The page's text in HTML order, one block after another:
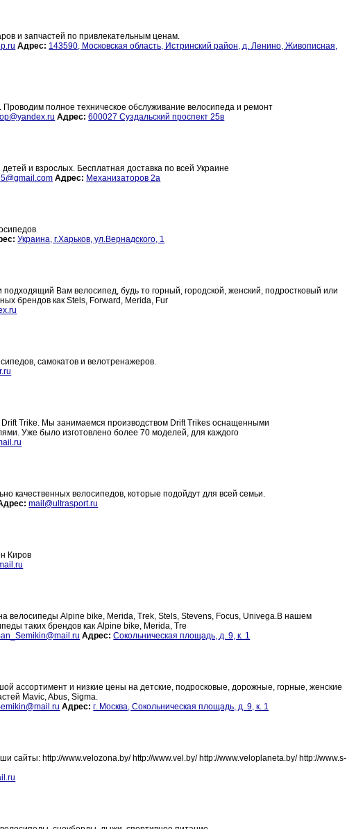
и запчастей по привлекательным ценам.
Адрес: 143590, Московская область, Истринский район, д. Ленино, Живописная,
полное техническое обслуживание велосипеда и ремонт
Адрес: 600027 Суздальский проспект 25в
и взрослых. Бесплатная доставка по всей Украине
Адрес: Механизаторов 2а
Украина, г.Харьков, ул.Вернадского, 1
Вам велосипед, будь то горный, городской, женский, подростковый или
брендов как Stels, Forward, Merida, Fur
самокатов и велотренажеров.
Trike. Мы занимаемся производством Drift Trikes оснащенными
Уже было изготовлено более 70 моделей, для каждого
качественных велосипедов, которые подойдут для всей семьи.
mail@ultrasport.ru
Киров
велосипеды Alpine bike, Merida, Trek, Stels, Stevens, Focus, Univega.В нашем
таких брендов как Alpine bike, Merida, Tre
Адрес: Сокольническая площадь, д. 9, к. 1
ассортимент и низкие цены на детские, подросковые, дорожные, горные, женские
Mavic, Abus, Sigma.
Адрес: г. Москва, Сокольническая площадь, д. 9, к. 1
сайты: http://www.velozona.by/ http://www.vel.by/ http://www.veloplaneta.by/ http://www.s-